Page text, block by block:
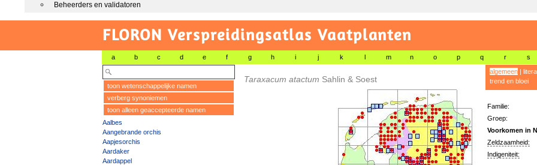
Beheerders en validatoren
FLORON Verspreidingsatlas Vaatplanten
a b c d e f g h i j k l m n o p q r s
toon wetenschappelijke namen
verberg synoniemen
toon alleen geaccepteerde namen
Aalbes
Aangebrande orchis
Aapjesorchis
Aardaker
Aardappel
Taraxacum atactum Sahlin & Soest
algemeen|
trend en bloei
Familie:
Groep:
Voorkomen in
Zeldzaamheid:
Indigeniteit: